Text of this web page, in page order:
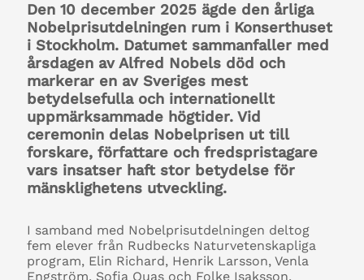
Den 10 december 2025 ägde den årliga
Nobelprisutdelningen rum i Konserthuset
i Stockholm. Datumet sammanfaller med
årsdagen av Alfred Nobels död och
markerar en av Sveriges mest
betydelsefulla och internationellt
uppmärksammade högtider. Vid
ceremonin delas Nobelprisen ut till
forskare, författare och fredspristagare
vars insatser haft stor betydelse för
mänsklighetens utveckling.
I samband med Nobelprisutdelningen deltog
fem elever från Rudbecks Naturvetenskapliga
program, Elin Richard, Henrik Larsson, Venla
Engström, Sofia Quas och Folke Isaksson,